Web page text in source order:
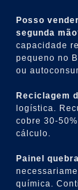
Posso
segunda
capacidade
pequeno no
ou
Reciclagem
logística.
cobre 30-
cálculo.
Painel
química.